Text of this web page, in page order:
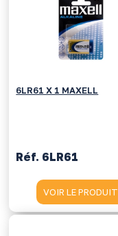
6LR61 X 1 MAXELL
Réf. 6LR61
VOIR LE PRODUIT